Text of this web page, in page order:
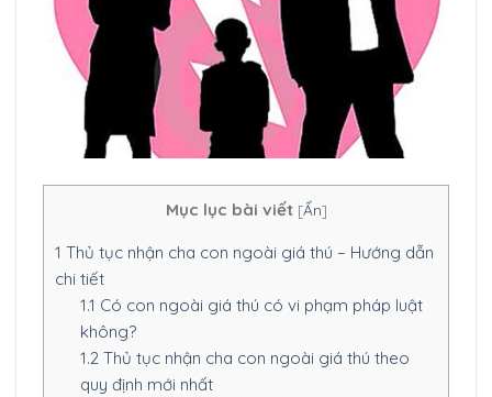
Mục lục bài viết [Ẩn]
1 Thủ tục nhận cha con ngoài giá thú – Hướng dẫn
chi tiết
1.1 Có con ngoài giá thú có vi phạm pháp luật
không?
1.2Thủ tục nhận cha con ngoài giá thú theo
quy định mới nhất